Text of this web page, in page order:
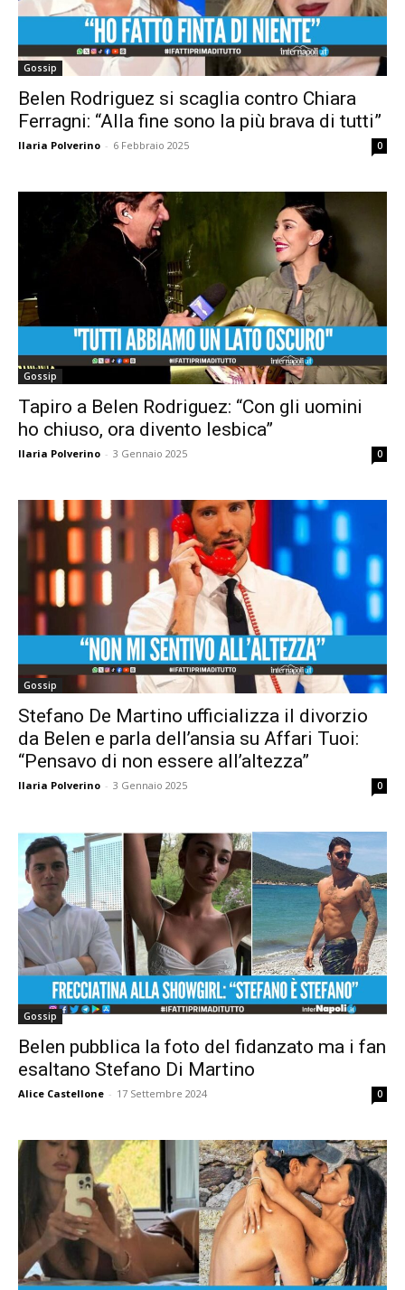
Gossip
Belen Rodriguez si scaglia contro Chiara
Ferragni: “Alla fine sono la più brava di tutti”
Ilaria Polverino - 6 Febbraio 2025 0
Gossip
Tapiro a Belen Rodriguez: “Con gli uomini
ho chiuso, ora divento lesbica”
Ilaria Polverino - 3 Gennaio 2025 0
Gossip
Stefano De Martino ufficializza il divorzio
da Belen e parla dell’ansia su Affari Tuoi:
“Pensavo di non essere all’altezza”
Ilaria Polverino - 3 Gennaio 2025 0
Gossip
Belen pubblica la foto del fidanzato ma i fan
esaltano Stefano Di Martino
Alice Castellone - 17 Settembre 2024 0